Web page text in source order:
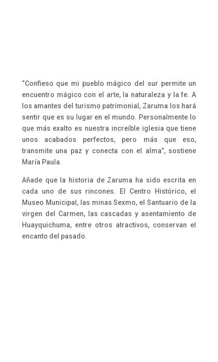
“Confieso que mi pueblo mágico del sur permite un
encuentro mágico con el arte, la naturaleza y la fe. A
los amantes del turismo patrimonial, Zaruma los hará
sentir que es su lugar en el mundo. Personalmente lo
que más exalto es nuestra increíble iglesia que tiene
unos acabados perfectos, pero más que eso,
transmite una paz y conecta con el alma”, sostiene
María Paula.
Añade que la historia de Zaruma ha sido escrita en
cada uno de sus rincones. El Centro Histórico, el
Museo Municipal, las minas Sexmo, el Santuario de la
virgen del Carmen, las cascadas y asentamiento de
Huayquichuma, entre otros atractivos, conservan el
encanto del pasado.